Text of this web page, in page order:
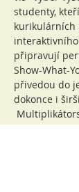
studenty,
kurikulárních
připravují
Show-What-
přivedou do
dokonce i
-  úvod do